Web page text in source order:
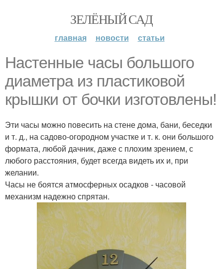
ЗЕЛЁНЫЙ САД
главная новости статьи
Настенные часы большого
диаметра из пластиковой
крышки от бочки изготовлены!
Эти часы можно повесить на стене дома, бани, беседки
и т. д., на садово-огородном участке и т. к. они большого
формата, любой дачник, даже с плохим зрением, с
любого расстояния, будет всегда видеть их и, при
желании.
Часы не боятся атмосферных осадков - часовой
механизм надежно спрятан.